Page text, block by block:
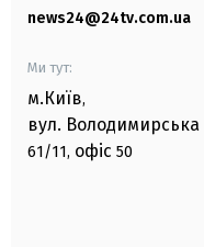
news24@24tv.com.ua
Ми тут:
м.Київ,
вул. Володимирська
61/11, офіс 50